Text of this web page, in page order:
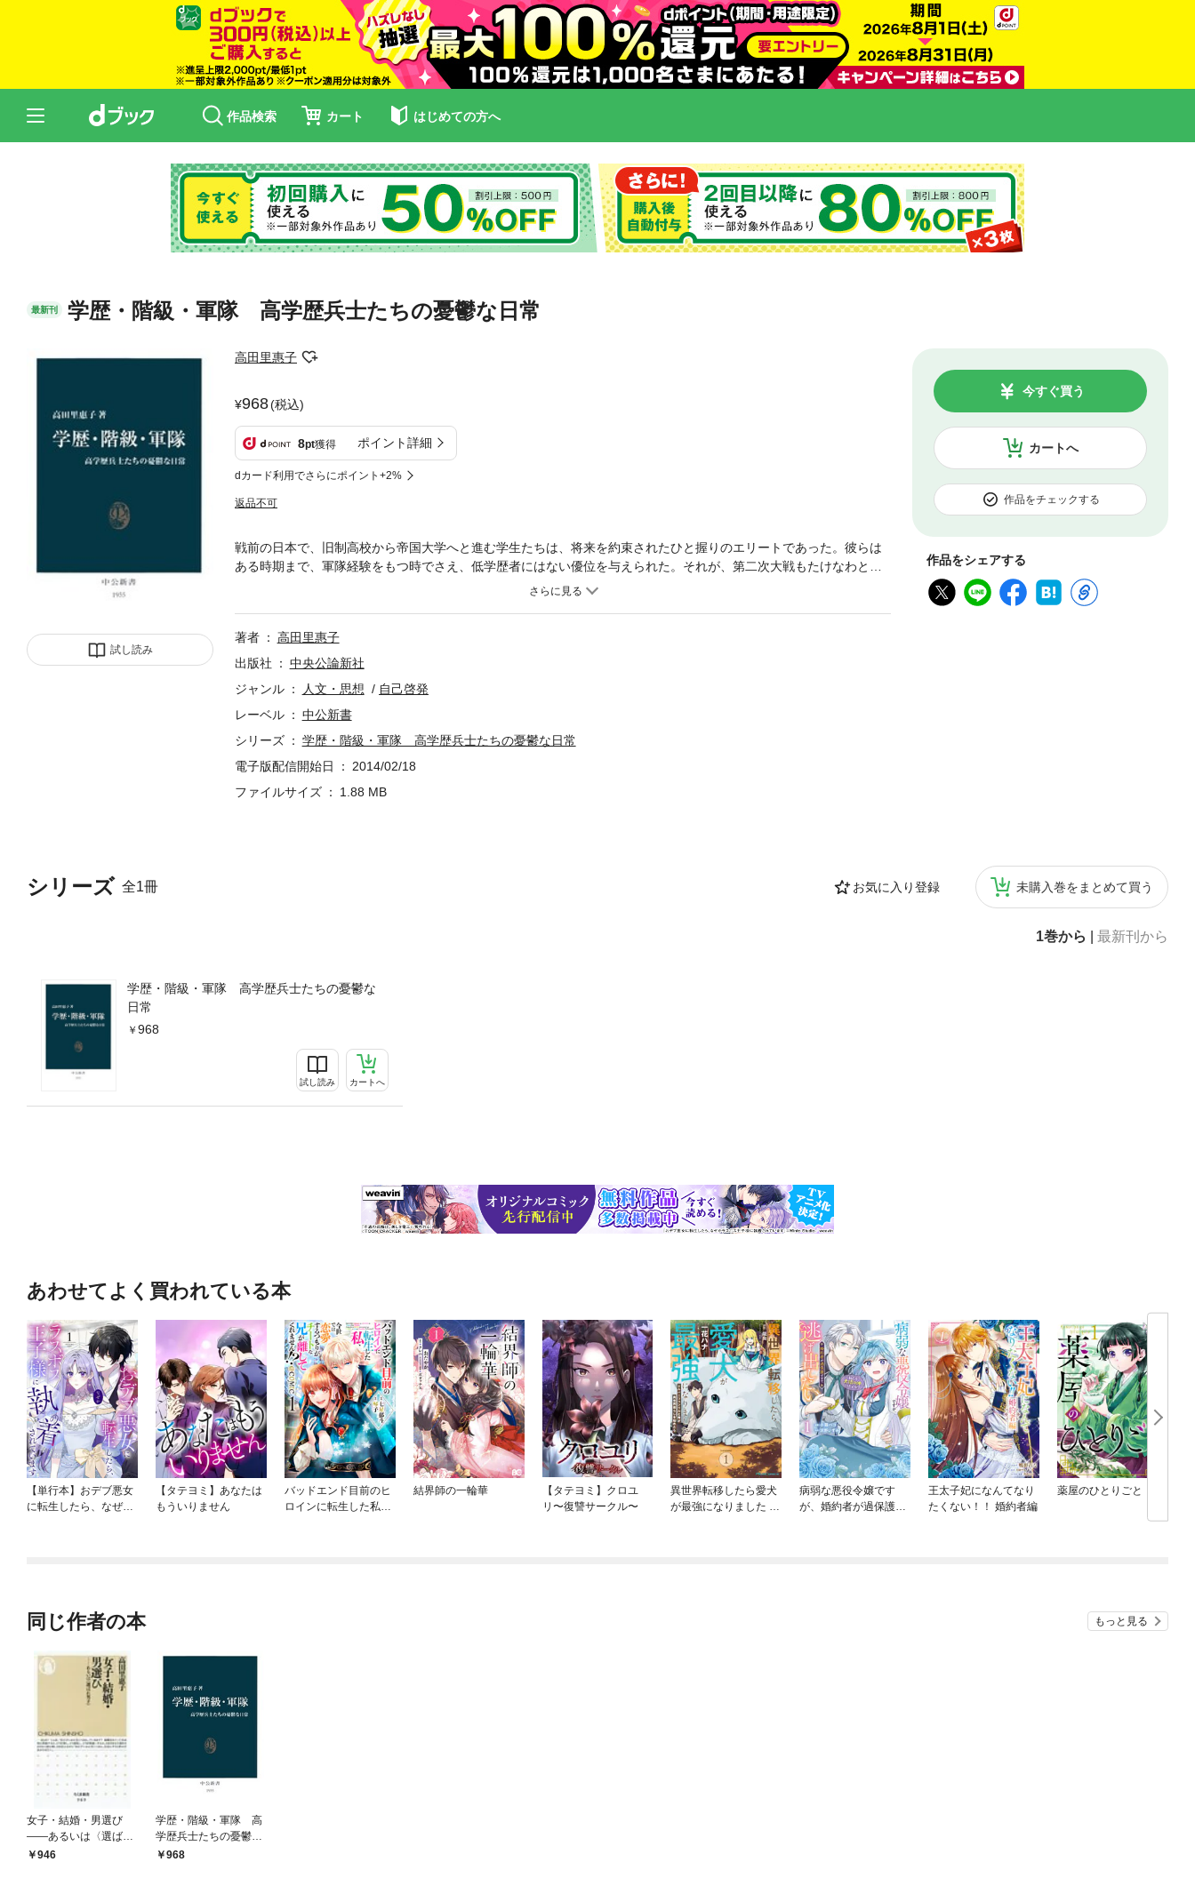
作品検索 カート はじめての方へ
最新刊 学歴・階級・軍隊 高学歴兵士たちの憂鬱な日常
試し読み
高田里惠子
968(税込)
8pt獲得 ポイント詳細
dカード利用でさらにポイント+2%
返品不可
カートへ
今すぐ買う
作品をチェックする
作品をシェアする
シリーズ 全1冊 お気に入り登録 未購入巻をまとめて買う
1巻から 最新刊から
学歴・階級・軍隊 高学歴兵士たちの憂鬱な
日常
968
試し読み カートへ
戦前の日本で、旧制高校から帝国大学へと進む学生たちは、将来を約束されたひと握りのエリートであった。彼らは
ある時期まで、軍隊経験をもつ時でさえ、低学歴者にはない優位を与えられた。それが、第二次大戦もたけなわとな
る頃から、彼らも過酷な軍隊生活を送らざるを得ない情況となる。本書は、最も「貧乏クジ」を引いた学徒兵世代の
著者
高田里惠子
出版社
中央公論新社
ジャンル
人文・思想
自己啓発
レーベル
中公新書
シリーズ
学歴・階級・軍隊 高学歴兵士たちの憂鬱な日常
電子版配信開始日
2014/02/18
ファイルサイズ
1.88 MB
あわせてよく買われている本
【単行本】おデブ悪女
に転生したら、なぜか
【タテヨミ】あなたは
もういりません
バッドエンド目前のヒ
ロインに転生した私、
結界師の一輪華
【タテヨミ】クロユ
リ〜復讐サークル〜
異世界転移したら愛犬
が最強になりました ～
病弱な悪役令嬢です
が、婚約者が過保護す
王太子妃になんてなり
たくない！！ 婚約者編
薬屋のひとりごと
同じ作者の本 もっと見る
女子・結婚・男選び
――あるいは〈選ばれ
男子〉
946
学歴・階級・軍隊 高
学歴兵士たちの憂鬱な
日常968